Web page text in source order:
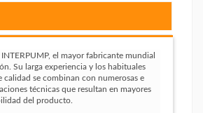
el mayor fabricante mundial
Su larga experiencia y los habituales
calidad se combinan con numerosas e
técnicas que resultan en mayores
del producto.